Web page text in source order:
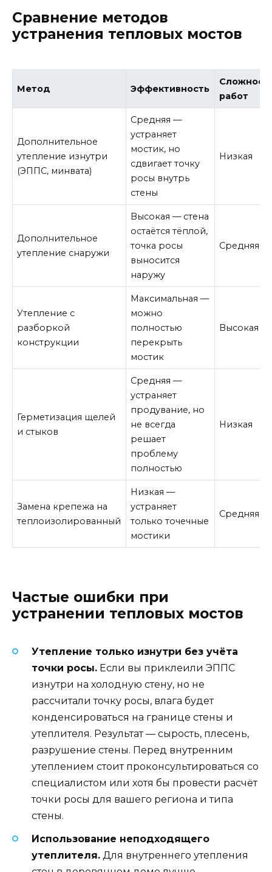
Сравнение методов
устранения тепловых мостов
Метод Эффективность
работ
Дополнительное
утепление изнутри
(ЭППС, минвата)
Средняя —
устраняет
мостик, но
сдвигает точку
росы внутрь
стены
Низкая
Дополнительное
утепление снаружи
Высокая — стена
остаётся тёплой,
точка росы
выносится
наружу
Средняя
Утепление с
разборкой
конструкции
Максимальная —
можно
полностью
перекрыть
мостик
Высокая
Герметизация щелей
и стыков
Средняя —
устраняет
продувание, но
не всегда
решает
проблему
полностью
Низкая
Замена крепежа на
теплоизолированный
Низкая —
устраняет
только точечные
мостики
Средняя
Частые ошибки при
устранении тепловых мостов
Утепление только изнутри без учёта
точки росы. Если вы приклеили ЭППС
изнутри на холодную стену, но не
рассчитали точку росы, влага будет
конденсироваться на границе стены и
утеплителя. Результат — сырость, плесень,
разрушение стены. Перед внутренним
утеплением стоит проконсультироваться со
специалистом или хотя бы провести расчёт
точки росы для вашего региона и типа
стены.
Использование неподходящего
утеплителя. Для внутреннего утепления